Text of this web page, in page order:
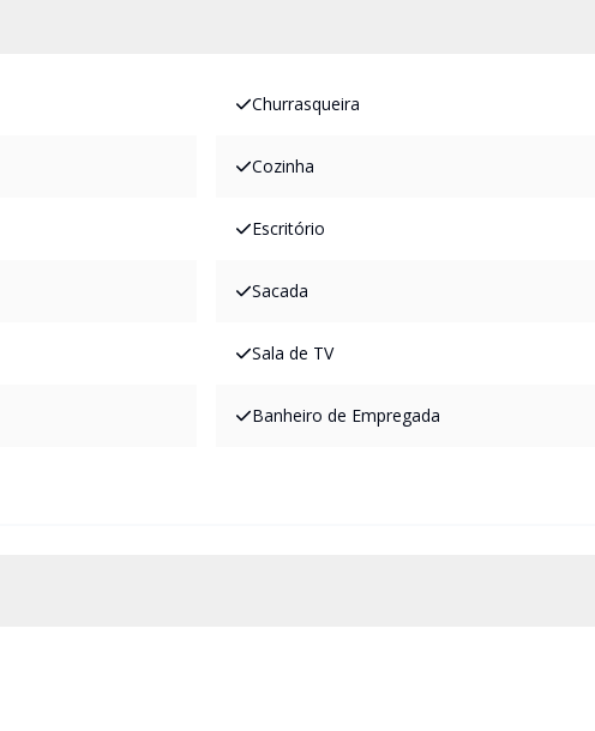
Churrasqueira
Cozinha
Escritório
Sacada
Sala de TV
Banheiro de Empregada